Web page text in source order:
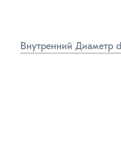
Внутренний Диаметр d